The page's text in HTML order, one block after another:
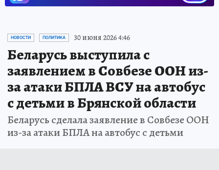
НОВОСТИ ПОЛИТИКА 30 июня 2026 4:46
Беларусь выступила с
заявлением в Совбезе ООН из-
за атаки БПЛА ВСУ на автобус
с детьми в Брянской области
Беларусь сделала заявление в Совбезе ООН
из-за атаки БПЛА на автобус с детьми